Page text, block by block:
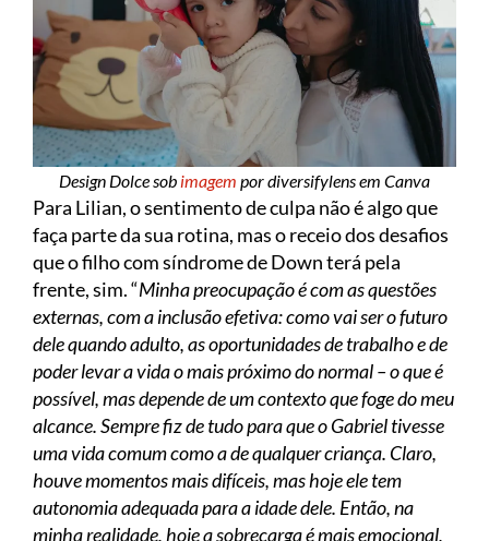
Design Dolce sob imagem por diversifylens em Canva
Para Lilian, o sentimento de culpa não é algo que
faça parte da sua rotina, mas o receio dos desafios
que o filho com síndrome de Down terá pela
frente, sim. “Minha preocupação é com as questões
externas, com a inclusão efetiva: como vai ser o futuro
dele quando adulto, as oportunidades de trabalho e de
poder levar a vida o mais próximo do normal – o que é
possível, mas depende de um contexto que foge do meu
alcance. Sempre fiz de tudo para que o Gabriel tivesse
uma vida comum como a de qualquer criança. Claro,
houve momentos mais difíceis, mas hoje ele tem
autonomia adequada para a idade dele. Então, na
minha realidade, hoje a sobrecarga é mais emocional,